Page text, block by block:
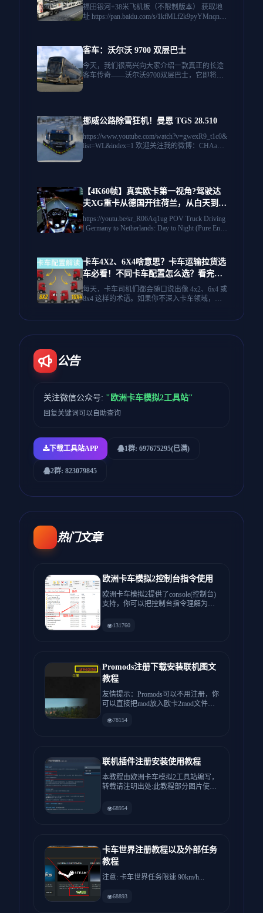
福田银河+38米飞机板（不限制版本） 获取地
址 https://pan.baidu.com/s/1kfMLf2k9pyYMnqn9u
客车：沃尔沃 9700 双层巴士
今天，我们很高兴向大家介绍一款真正的长途
客车传奇——沃尔沃9700双层巴士，它即将加
的目光。准备好仔细看看了吗？沃尔沃9700...
挪威公路除雪狂机！曼恩 TGS 28.510
https://www.youtube.com/watch?v=gwexR9_t1c0&
list=WL&index=1 欢迎关注我的微博：CHAang
【4K60帧】真实欧卡第一视角?驾驶达
夫XG重卡从德国开往荷兰，从白天到黑
夜（纯粹的引擎声）日落高速公路！260
118 | 作者：Niko Timer
https://youtu.be/sr_R06Aq1ug POV Truck Driving
| Germany to Netherlands: Day to Night (Pure Engi
天。🚚 今天，我们将从德国阳光明媚的卡车休
息站出发，前往位于荷兰的公司总部。这是10
0%真实的POV（第一人称视角）体验——没有
AI生成，只有真实的驾驶、真实的风景以及公
路上的宁静氛围。 行程内容： 出发：白天从德
国的“Autohof”（汽车休息站）出发。 专业提
并根据欧盟法规记录我的驾驶时间。 路况解
卡车4X2、6X4啥意思？卡车运输拉货选
车必看！不同卡车配置怎么选？看完不
纠结
每天，卡车司机们都会随口说出像 4x2、6x4 或
8x4 这样的术语。如果你不深入卡车领域，这
油的高速运输车到极致的越野巨兽——让我们
还是老司机，都能学到实用知识！ 👇 看完别忘
了点赞、投币、收藏，支持一下！
公告
关注微信公众号: "欧洲卡车模拟2工具站"
回复关键词可以自助查询
下载工具站APP 1群: 697675295(已满)
2群: 823079845
热门文章
欧洲卡车模拟2控制台指令使用
欧洲卡车模拟2提供了console(控制台)
支持，你可以把控制台指令理解为游
131760
Promods注册下载安装联机图文
教程
友情提示：Promods可以不用注册，你
可以直接把mod放入欧卡2mod文件夹
78154
联机插件注册安装使用教程
本教程由欧洲卡车模拟2工具站编写，
转载请注明出处:此教程部分图片使用
68954
卡车世界注册教程以及外部任务
教程
注意: 卡车世界任务限速 90km/h...
68893